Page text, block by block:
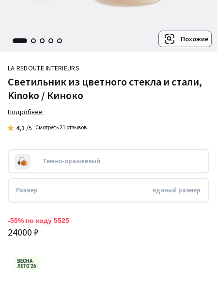
Похожие
LA REDOUTE INTERIEURS
Светильник из цветного стекла и стали,
Kinoko / Киноко
Подробнее
4,1 /5 Смотреть 21 отзывов
Темно-оранжевый
Размер единый размер
-55% по коду 5525
24000 ₽